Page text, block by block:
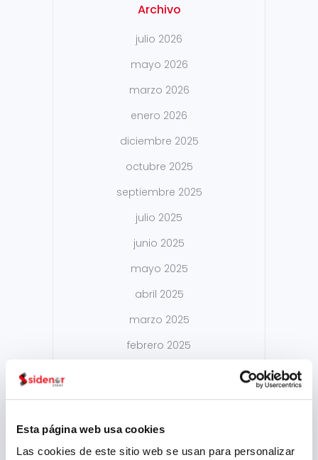
Esta página web usa cookies
Las cookies de este sitio web se usan para personalizar
Archivo
julio 2026
mayo 2026
marzo 2026
enero 2026
diciembre 2025
octubre 2025
septiembre 2025
julio 2025
junio 2025
mayo 2025
abril 2025
marzo 2025
febrero 2025
diciembre 2024
octubre 2024